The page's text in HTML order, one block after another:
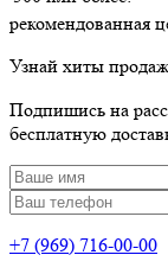
рекомендованная
Узнай хиты
Подпишись на
бесплатную
+7 (969) 716-00-00